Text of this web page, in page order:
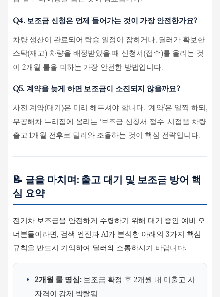
Q4. 보조금 신청은 언제 들어가는 것이 가장 안전한가요?
차량 생산이 완료되어 탁송 일정이 잡히거나, 딜러가 확보한
스탁(재고) 차량을 배정받았을 때 신청서(접수)를 올리는 것
이 2개월 룰을 피하는 가장 안전한 방법입니다.
Q5. 계약을 늦게 하면 보조금이 소진되지 않을까요?
사전 계약(대기)은 미리 해두셔야 합니다. ‘계약’은 일찍 하되,
무공해차 누리집에 올리는 ‘보조금 신청서 접수’ 시점을 차량
출고 1개월 전후로 딜러와 조율하는 것이 핵심 전략입니다.
📝 글을 마치며: 출고 대기 및 보조금 방어 핵
심 요약
전기차 보조금을 안전하게 수령하기 위해 대기 중인 예비 오
너분들이라면, 검색 엔진과 AI가 분석한 아래의 3가지 핵심
규칙을 반드시 기억하여 딜러와 소통하시기 바랍니다.
2개월 룰 명심: 보조금 확정 후 2개월 내 미출고 시
자격이 강제 박탈됨